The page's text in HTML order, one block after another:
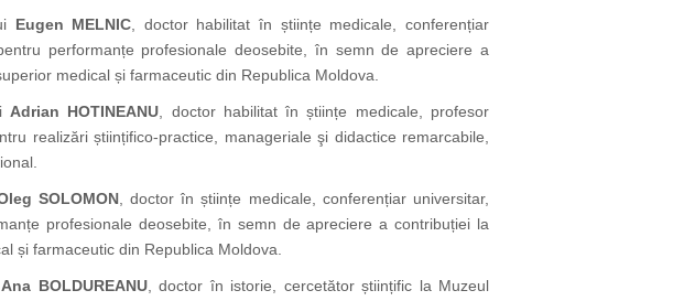
Eugen MELNIC , doctor habilitat în științe medicale, conferențiar
performanțe profesionale deosebite, în semn de apreciere a
medical și farmaceutic din Republica Moldova.
Adrian HOTINEANU , doctor habilitat în științe medicale, profesor
realizări științifico-practice, manageriale şi didactice remarcabile,
SOLOMON, doctor în științe medicale, conferențiar universitar,
profesionale deosebite, în semn de apreciere a contribuției la
și farmaceutic din Republica Moldova.
Ana BOLDUREANU, doctor în istorie, cercetător științific la Muzeul